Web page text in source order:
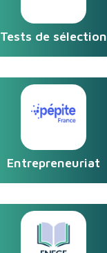
Tests de sélection
Entrepreneuriat